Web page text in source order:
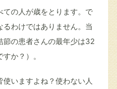
ての人が歳をとります。で
るわけではありません。当
節の患者さんの最年少は32
か？）。
使いますよね？使わない人